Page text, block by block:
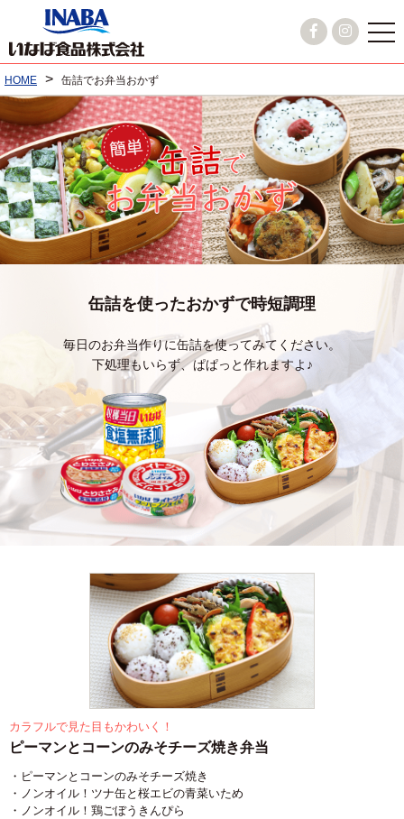
HOME > 缶詰でお弁当おかず
缶詰を使ったおかずで時短調理
毎日のお弁当作りに缶詰を使ってみてください。
下処理もいらず、ぱぱっと作れますよ♪
カラフルで見た目もかわいく！
ピーマンとコーンのみそチーズ焼き弁当
・ピーマンとコーンのみそチーズ焼き
・ノンオイル！ツナ缶と桜エビの青菜いため
・ノンオイル！鶏ごぼうきんぴら